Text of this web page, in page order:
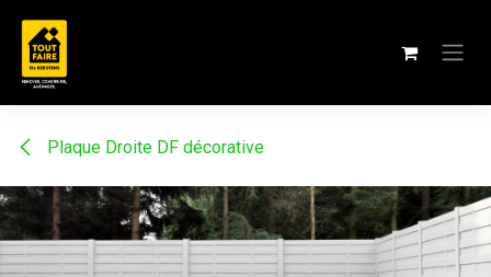
Plaque Droite DF décorative